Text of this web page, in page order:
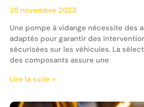
28 novembre 2023
Une pompe à vidange nécessite des
adaptés pour garantir des
sécurisées sur les véhicules. La
des composants assure une
Lire la suite »